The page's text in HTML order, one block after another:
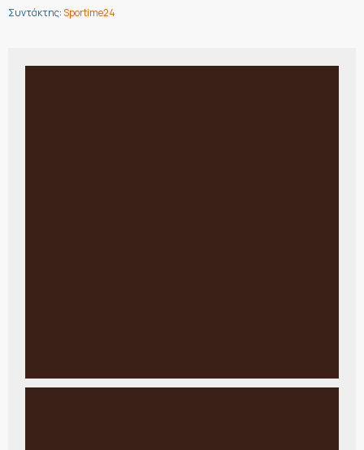
Συντάκτης:Sportime24